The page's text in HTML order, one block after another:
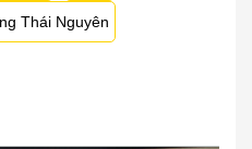
Thái Nguyên